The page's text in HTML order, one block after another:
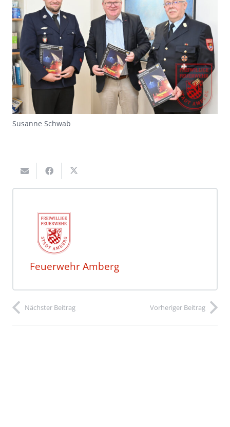
Susanne Schwab
Feuerwehr Amberg
Nächster Beitrag Vorheriger Beitrag